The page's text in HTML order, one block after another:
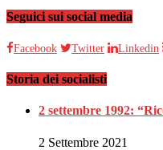
Seguici sui social media
Facebook Twitter Linkedin
Storia dei socialisti
2 settembre 1992:
2 Settembre 2021